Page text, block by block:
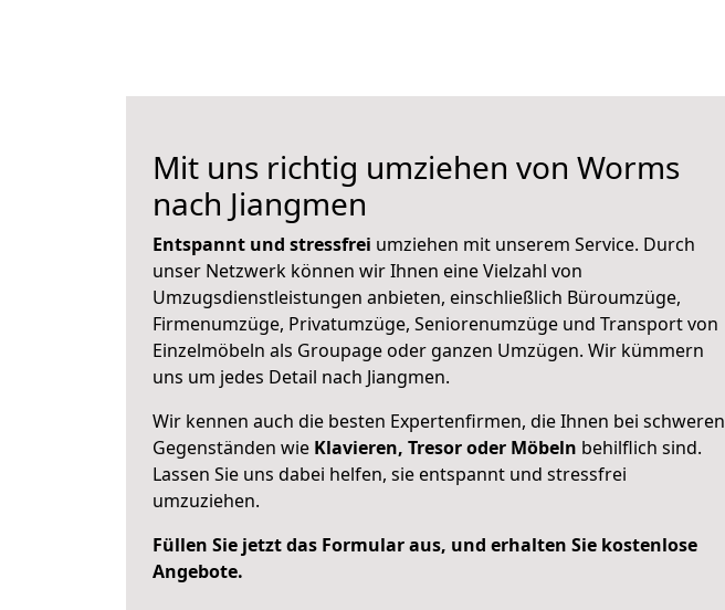
Mit uns richtig umziehen von Worms
nach Jiangmen
Entspannt und stressfrei umziehen mit unserem Service. Durch
unser Netzwerk können wir Ihnen eine Vielzahl von
Umzugsdienstleistungen anbieten, einschließlich Büroumzüge,
Firmenumzüge, Privatumzüge, Seniorenumzüge und Transport von
Einzelmöbeln als Groupage oder ganzen Umzügen. Wir kümmern
uns um jedes Detail nach Jiangmen.
Wir kennen auch die besten Expertenfirmen, die Ihnen bei schweren
Gegenständen wie Klavieren, Tresor oder Möbeln behilflich sind.
Lassen Sie uns dabei helfen, sie entspannt und stressfrei
umzuziehen.
Füllen Sie jetzt das Formular aus, und erhalten Sie kostenlose
Angebote.